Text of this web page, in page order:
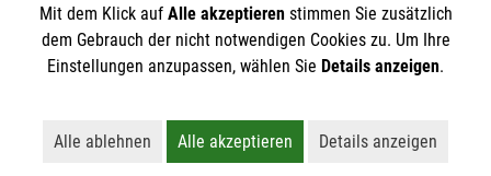
Alte Schule
Münnerstädter Str. 2
Der Malteser Hilfsdienst e.V. ist als eingetragene
Gewerbesteuer befreit.
Mit dem Klick auf Alle akzeptierenstimmen Sie zusätzlich
dem Gebrauch der nicht notwendigen Cookies zu. Um Ihre
Einstellungen anzupassen, wählen Sie Details anzeigen.
Alle ablehnen
Lehnt alle nicht-essentiellen Cookies ab
Alle akzeptieren
Akzeptiert alle Cookies
Details anzeigen